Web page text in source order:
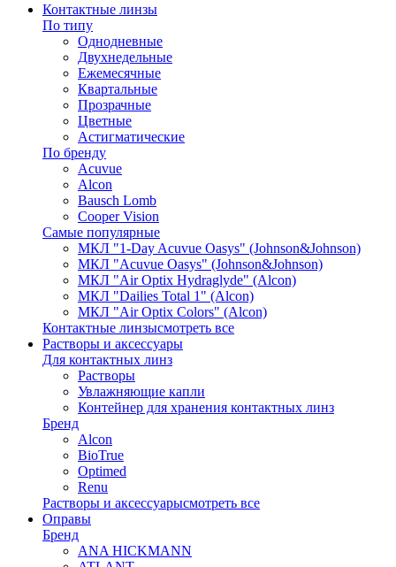
Контактные линзы
По типу
Однодневные
Двухнедельные
Ежемесячные
Квартальные
Прозрачные
Цветные
Астигматические
По бренду
Acuvue
Alcon
Bausch Lomb
Cooper Vision
Самые популярные
МКЛ "1-Day Acuvue Oasys" (Johnson&Johnson)
МКЛ "Acuvue Oasys" (Johnson&Johnson)
МКЛ "Air Optix Hydraglyde" (Alcon)
МКЛ "Dailies Total 1" (Alcon)
МКЛ "Air Optix Colors" (Alcon)
Контактные линзысмотреть все
Растворы и аксессуары
Для контактных линз
Растворы
Увлажняющие капли
Контейнер для хранения контактных линз
Бренд
Alcon
BioTrue
Optimed
Renu
Растворы и аксессуарысмотреть все
Оправы
Бренд
ANA HICKMANN